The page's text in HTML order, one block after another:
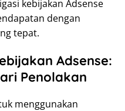
kebijakan Adsense
dengan
tepat.
Adsense:
Penolakan
menggunakan